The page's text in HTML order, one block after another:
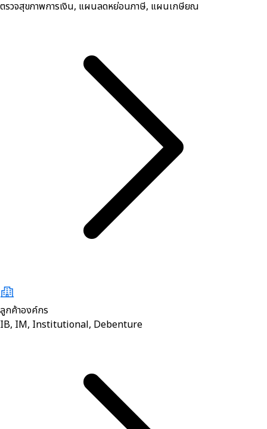
ตรวจสุขภาพการเงิน, ​แผนลดหย่อนภาษี, แผนเกษียณ
ลูกค้าองค์กร
IB, IM, Institutional, Debenture